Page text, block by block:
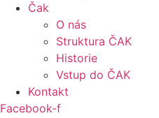
Čak
O nás
Struktura ČAK
Historie
Vstup do ČAK
Kontakt
Facebook-f